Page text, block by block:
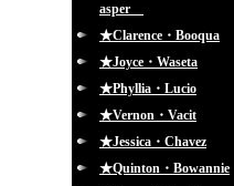
asper
★Clarence・Booqua
★Joyce・Waseta
★Phyllia・Lucio
★Vernon・Vacit
★Jessica・Chavez
★Quinton・Bowannie